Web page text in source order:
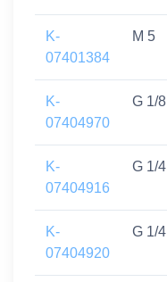
K-
07401384
M 5
K-
07404970
G 1/8
K-
07404916
G 1/4
K-
07404920
G 1/4